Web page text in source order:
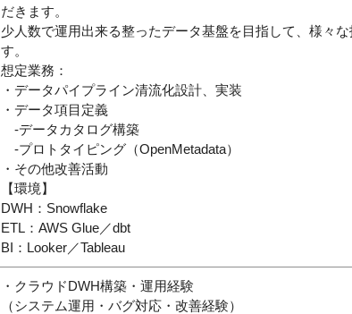
だきます。
少人数で運用出来る整ったデータ基盤を目指して、様々
す。
想定業務：
・データパイプライン清流化設計、実装
・データ項目定義
-データカタログ構築
-プロトタイピング（OpenMetadata）
・その他改善活動
【環境】
DWH：Snowflake
ETL：AWS Glue／dbt
BI：Looker／Tableau
・クラウドDWH構築・運用経験
（システム運用・バグ対応・改善経験）